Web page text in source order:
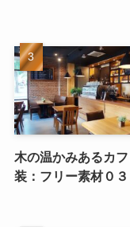
木の温かみあるカ
装：フリー素材０３